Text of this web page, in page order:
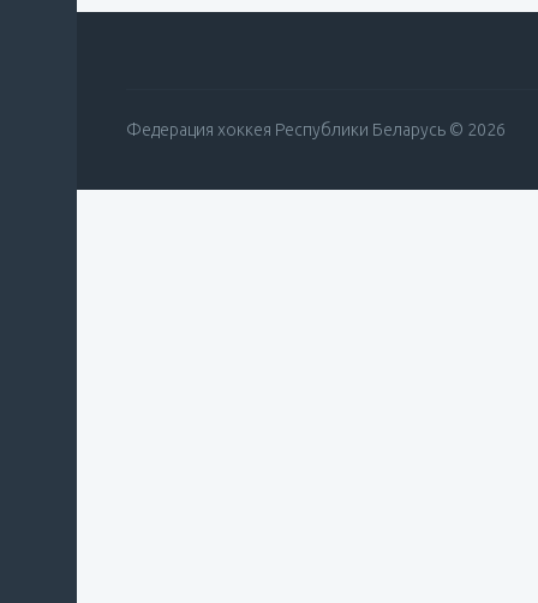
Федерация хоккея Республики Беларусь © 2026